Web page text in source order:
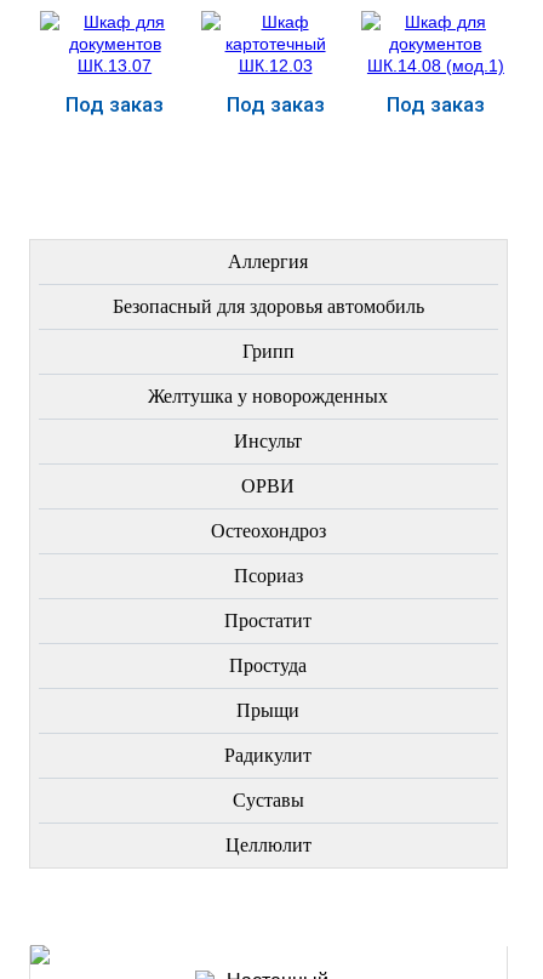
Под заказ Под заказ Под заказ
Аллергия
Безопасный для здоровья автомобиль
Грипп
Желтушка у новорожденных
Инсульт
ОРВИ
Остеохондроз
Пcориаз
Простатит
Простуда
Прыщи
Радикулит
Суставы
Целлюлит